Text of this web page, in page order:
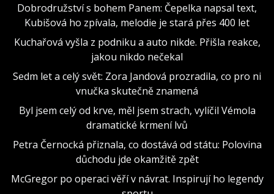
Dobrodružství s bohem Panem: Čepelka napsal text,
Kubišová ho zpívala, melodie je stará přes 400 let
Kuchařová vyšla z podniku a auto nikde. Přišla reakce,
jakou nikdo nečekal
Sedm let a celý svět: Zora Jandová prozradila, co pro ni
vnučka skutečně znamená
Byl jsem celý od krve, měl jsem strach, vylíčil Vémola
dramatické krmení lvů
Petra Černocká přiznala, co dostává od státu: Polovina
důchodu jde okamžitě zpět
McGregor po operaci věří v návrat. Inspirují ho legendy